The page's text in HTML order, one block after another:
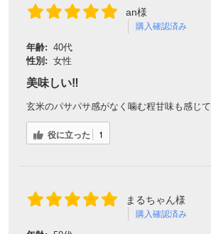
an様
購入確認済み
年齢: 40代
性別: 女性
美味しい‼️
玄米のパサパサ感がなく噛む程甘味も感じて
役に立った 1
まるちゃん様
購入確認済み